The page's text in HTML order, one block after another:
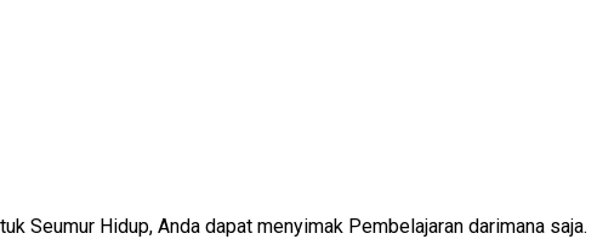
Seumur Hidup, Anda dapat menyimak Pembelajaran darimana saja.